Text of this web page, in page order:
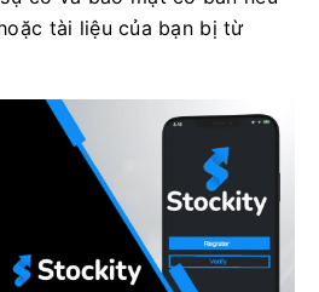
tài liệu của bạn bị từ